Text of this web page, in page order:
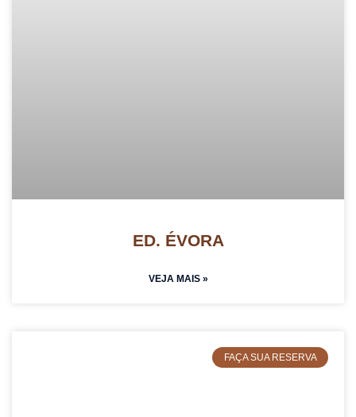
ED. ÉVORA
VEJA MAIS »
FAÇA SUA RESERVA